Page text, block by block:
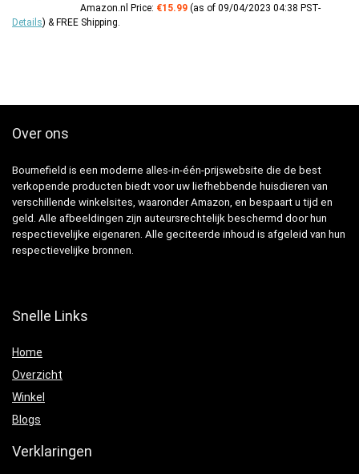
Amazon.nl Price: €15.99 (as of 09/04/2023 04:38 PST-
Details) & FREE Shipping.
Over ons
Bournefield is een moderne alles-in-één-prijswebsite die de best
verkopende producten biedt voor uw liefhebbende huisdieren van
verschillende winkelsites, waaronder Amazon, en bespaart u tijd en
geld. Alle afbeeldingen zijn auteursrechtelijk beschermd door hun
respectievelijke eigenaren. Alle geciteerde inhoud is afgeleid van hun
respectievelijke bronnen.
Snelle Links
Home
Overzicht
Winkel
Blogs
Verklaringen